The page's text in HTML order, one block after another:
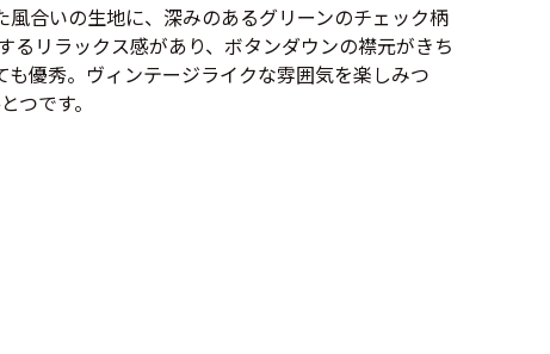
Sizeサイズから探す（メンズ）
合いの生地に、深みのあるグリーンのチェック柄
リラックス感があり、ボタンダウンの襟元がきち
優秀。ヴィンテージライクな雰囲気を楽しみつ
つです。